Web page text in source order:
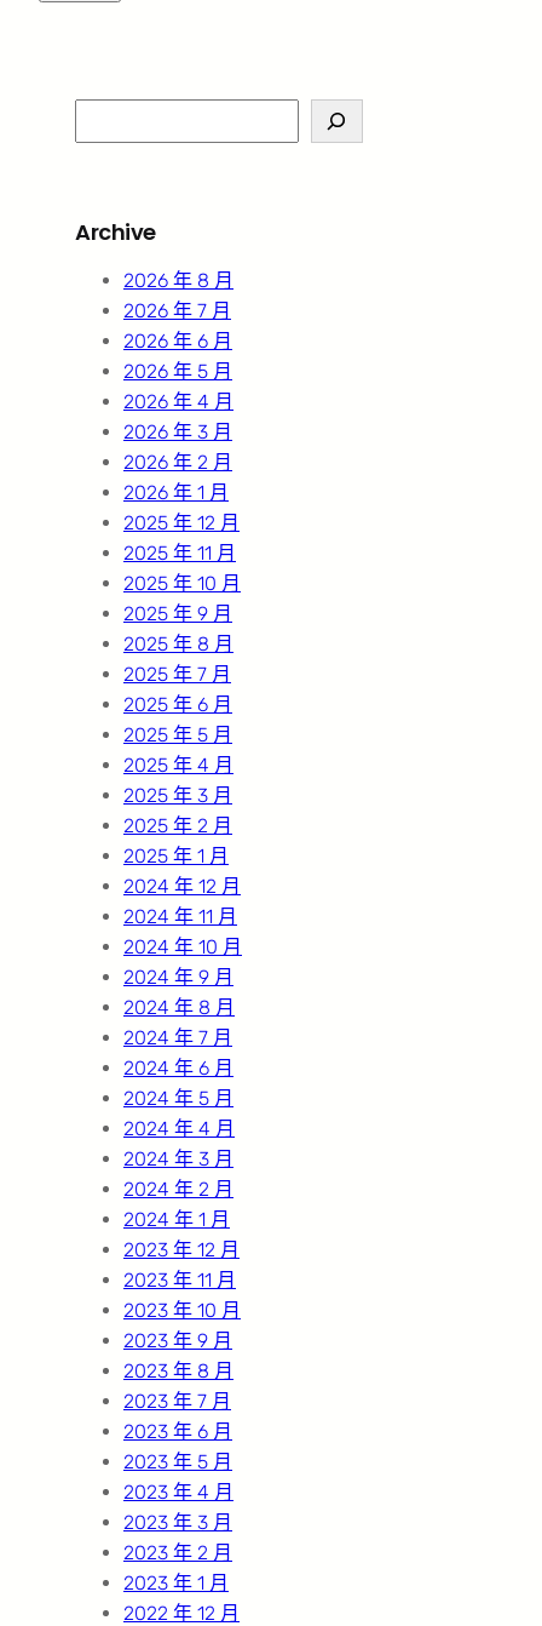
e
c
Archive
2026 年 8 月
2026 年 7 月
2026 年 6 月
2026 年 5 月
2026 年 4 月
2026 年 3 月
2026 年 2 月
2026 年 1 月
2025 年 12 月
2025 年 11 月
2025 年 10 月
2025 年 9 月
2025 年 8 月
2025 年 7 月
2025 年 6 月
2025 年 5 月
2025 年 4 月
2025 年 3 月
2025 年 2 月
2025 年 1 月
2024 年 12 月
2024 年 11 月
2024 年 10 月
2024 年 9 月
2024 年 8 月
2024 年 7 月
2024 年 6 月
2024 年 5 月
2024 年 4 月
2024 年 3 月
2024 年 2 月
2024 年 1 月
2023 年 12 月
2023 年 11 月
2023 年 10 月
2023 年 9 月
2023 年 8 月
2023 年 7 月
2023 年 6 月
2023 年 5 月
2023 年 4 月
2023 年 3 月
2023 年 2 月
2023 年 1 月
2022 年 12 月